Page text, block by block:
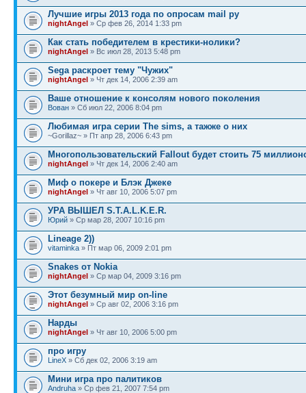
Лучшие игры 2013 года по опросам mail ру
nightAngel » Ср фев 26, 2014 1:33 pm
Как стать победителем в крестики-нолики?
nightAngel » Вс июл 28, 2013 5:48 pm
Sega раскроет тему "Чужих"
nightAngel » Чт дек 14, 2006 2:39 am
Ваше отношение к консолям нового поколения
Вован » Сб июл 22, 2006 8:04 pm
Любимая игра серии The sims, а тажже о них
~Gorillaz~ » Пт апр 28, 2006 6:43 pm
Многопользовательский Fallout будет стоить 75
nightAngel » Чт дек 14, 2006 2:40 am
Миф о покере и Блэк Джеке
nightAngel » Чт авг 10, 2006 5:07 pm
УРА ВЫШЕЛ S.T.A.L.K.E.R.
Юрий » Ср мар 28, 2007 10:16 pm
Lineage 2))
vitaminka » Пт мар 06, 2009 2:01 pm
Snakes от Nokia
nightAngel » Ср мар 04, 2009 3:16 pm
Этот безумный мир on-line
nightAngel » Ср авг 02, 2006 3:16 pm
Нарды
nightAngel » Чт авг 10, 2006 5:00 pm
про игру
LineX » Сб дек 02, 2006 3:19 am
Мини игра про палитиков
Andruha » Ср фев 21, 2007 7:54 pm